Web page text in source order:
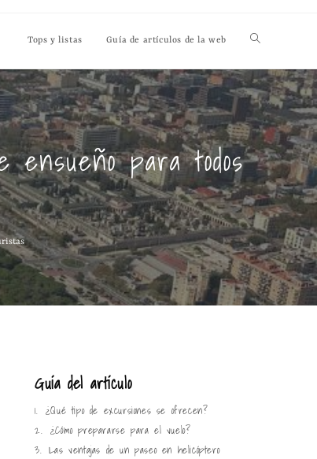
Tops y listas Guía de artículos de la web
para todos
Guía del artículo
1. ¿Qué tipo de excursiones se ofrecen?
2. ¿Cómo prepararse para el vuelo?
3. Las ventajas de un paseo en helicóptero